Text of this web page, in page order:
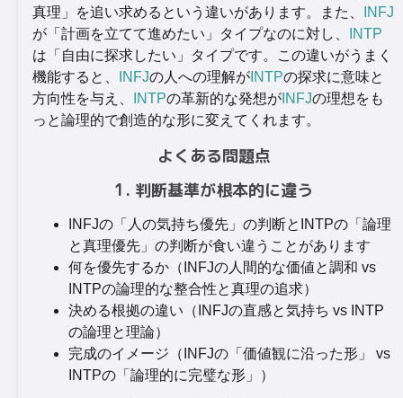
真理」を追い求めるという違いがあります。また、
INFJ
が「計画を立てて進めたい」タイプなのに対し、
INTP
は「自由に探求したい」タイプです。この違いがうまく
機能すると、
INFJの人への理解が INTPの探求に意味と
方向性を与え、
INTPの革新的な発想が INFJの理想をも
っと論理的で創造的な形に変えてくれます。
よくある問題点
1. 判断基準が根本的に違う
INFJの「人の気持ち優先」の判断とINTPの「論理
と真理優先」の判断が食い違うことがあります
何を優先するか（INFJの人間的な価値と調和 vs
INTPの論理的な整合性と真理の追求）
決める根拠の違い（INFJの直感と気持ち vs INTP
の論理と理論）
完成のイメージ（INFJの「価値観に沿った形」 vs
INTPの「論理的に完璧な形」）